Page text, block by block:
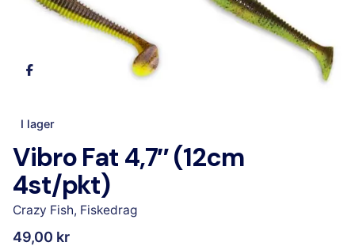
I lager
Vibro Fat 4,7″ (12cm
4st/pkt)
Crazy Fish, Fiskedrag
49,00 kr